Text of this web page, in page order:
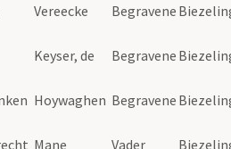
Vereecke Begravene
Keyser, de Begravene
Hoywaghen Begravene
Mane Vader